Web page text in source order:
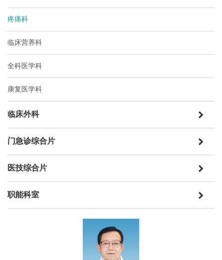
疼痛科
临床营养科
全科医学科
康复医学科
临床外科
门急诊综合片
医技综合片
职能科室